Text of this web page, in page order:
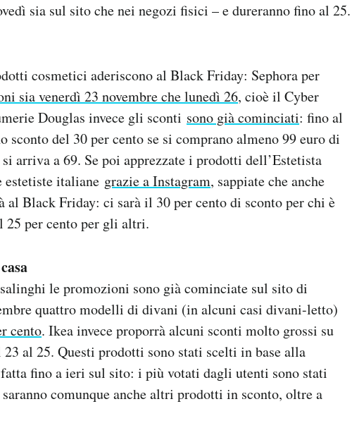
sia sul sito che nei negozi fisici – e dureranno fino al 25.
cosmetici aderiscono al Black Friday: Sephora per
sia venerdì 23 novembre che lunedì 26, cioè il Cyber
Douglas invece gli sconti sono già cominciati: fino al
sconto del 30 per cento se si comprano almeno 99 euro di
arriva a 69. Se poi apprezzate i prodotti dell’Estetista
estetiste italiane grazie a Instagram, sappiate che anche
al Black Friday: ci sarà il 30 per cento di sconto per chi è
25 per cento per gli altri.
le promozioni sono già cominciate sul sito di
quattro modelli di divani (in alcuni casi divani-letto)
cento. Ikea invece proporrà alcuni sconti molto grossi su
al 25. Questi prodotti sono stati scelti in base alla
fatta fino a ieri sul sito: i più votati dagli utenti sono stati
comunque anche altri prodotti in sconto, oltre a